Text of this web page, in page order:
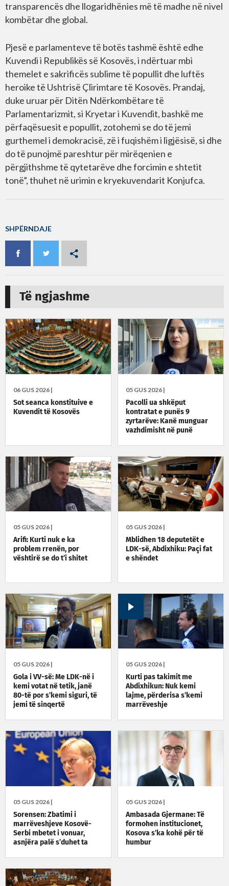
transparencës dhe llogaridhënies më të madhe në nivel
kombëtar dhe global.
Pjesë e parlamenteve të botës tashmë është edhe
Kuvendi i Republikës së Kosovës, i ndërtuar mbi
themelet e sakrificës sublime të popullit dhe luftës
heroike të Ushtrisë Çlirimtare të Kosovës. Prandaj,
duke uruar për Ditën Ndërkombëtare të
Parlamentarizmit, si Kryetar i Kuvendit, bashkë me
përfaqësuesit e popullit, zotohemi se do të jemi
gurthemel i demokracisë, zë i fuqishëm i ligjësisë, si dhe
do të punojmë pareshtur për mirëqenien e
përgjithshme të qytetarëve dhe forcimin e shtetit
tonë”, thuhet në urimin e kryekuvendarit Konjufca.
SHPËRNDAJE
Të ngjashme
06 GUS 2026 |
Sot seanca konstituive e
Kuvendit të Kosovës
05 GUS 2026 |
Pacolli ua shkëput
kontratat e punës 9
zyrtarëve: Kanë munguar
vazhdimisht në punë
05 GUS 2026 |
Arifi: Kurti nuk e ka
problem rrenën, por
vështirë se do t’i shitet
05 GUS 2026 |
Mblidhen 18 deputetët e
LDK-së, Abdixhiku: Paçi fat
e shëndet
05 GUS 2026 |
Gola i VV-së: Me LDK-në i
kemi votat në tetik, janë
80-të por s’kemi siguri, të
jemi të sinqertë
05 GUS 2026 |
Kurti pas takimit me
Abdixhikun: Nuk kemi
lajme, përderisa s’kemi
marrëveshje
05 GUS 2026 |
Sorensen: Zbatimi i
marrëveshjeve Kosovë-
Serbi mbetet i vonuar,
asnjëra palë s’duhet ta
05 GUS 2026 |
Ambasada Gjermane: Të
formohen institucionet,
Kosova s’ka kohë për të
humbur